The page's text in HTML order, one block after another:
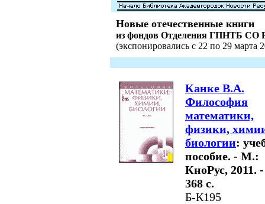
Новые отечественные книги
из фондов Отделения ГПНТБ СО
(экспонировались с 22 по 29 марта
Канке В.А.
Философия
математики,
физики,
биологии:
пособие. - М.:
КноРус, 2011. -
368 с.
Б-К195